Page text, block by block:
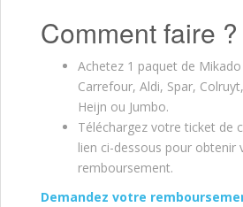
Comment faire ?
Achetez 1 paquet de
Carrefour, Aldi, Spar,
Heijn ou Jumbo.
Téléchargez votre ticket de
lien ci-dessous pour obtenir
remboursement.
Demandez votre remboursem